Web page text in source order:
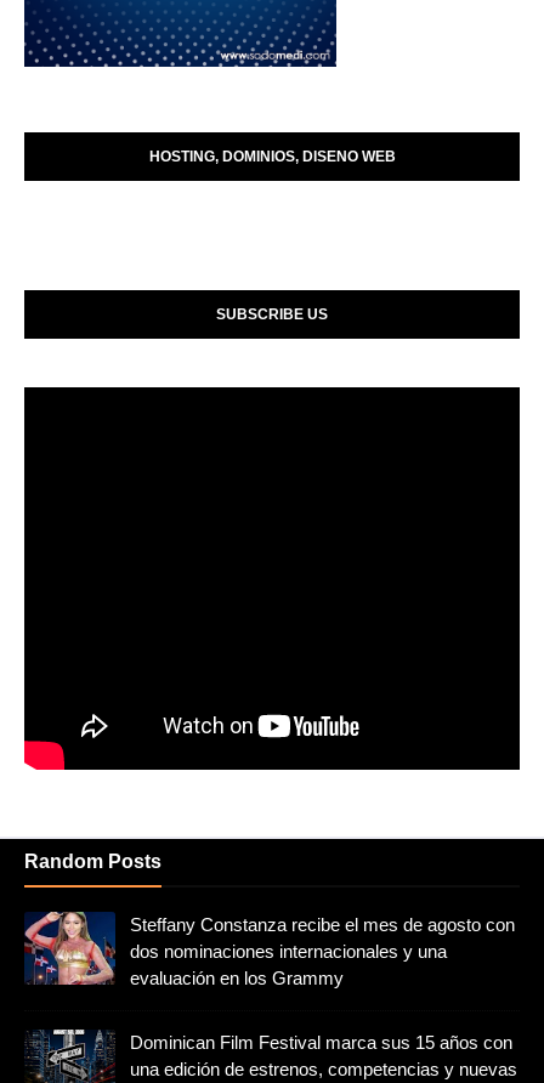
HOSTING, DOMINIOS, DISENO WEB
SUBSCRIBE US
Random Posts
Steffany Constanza recibe el mes de agosto con
dos nominaciones internacionales y una
evaluación en los Grammy
Dominican Film Festival marca sus 15 años con
una edición de estrenos, competencias y nuevas